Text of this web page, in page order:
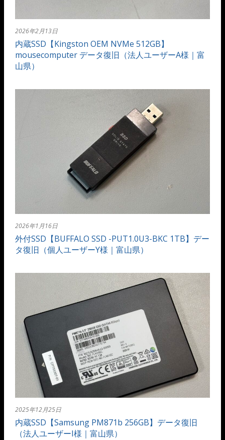
2026年2月13日
内蔵SSD【Kingston OEM NVMe 512GB】
mousecomputer データ復旧（法人ユーザーA様｜富
山県）
2026年1月16日
外付SSD【BUFFALO SSD -PUT1.0U3-BKC 1TB】デー
タ復旧（個人ユーザーY様｜富山県）
2025年12月25日
内蔵SSD【Samsung PM871b 256GB】データ復旧
（法人ユーザーI様｜富山県）